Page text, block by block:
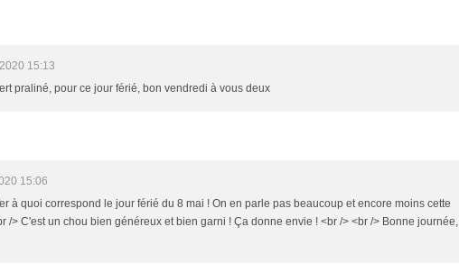
15:13
praliné, pour ce jour férié, bon vendredi à vous deux
15:06
à quoi correspond le jour férié du 8 mai ! On en parle pas beaucoup et encore moins cette
/> C'est un chou bien généreux et bien garni ! Ça donne envie ! <br /> <br /> Bonne journée,